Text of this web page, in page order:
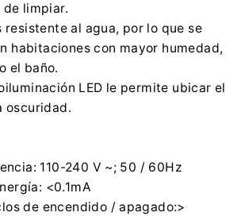
+48 32 284 72 22
limpiar.
resistente al agua, por lo que se
habitaciones con mayor humedad,
el baño.
LED le permite ubicar el
oscuridad.
110-240 V ~; 50 / 60Hz
<0.1mA
de encendido / apagado:>